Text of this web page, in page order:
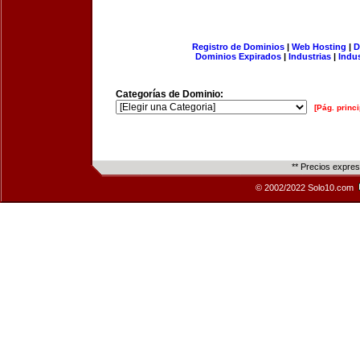
Registro de Dominios| Web Hosting |
Dominios Expirados | Industrias |
Categorías de Dominio:
[Pág.
** Precios
© 2002/2022 Solo10.com